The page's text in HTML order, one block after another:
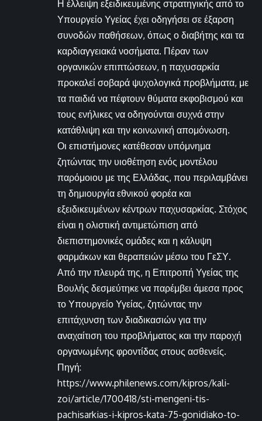
Η έλλειψη εξειδικευμένης στρατηγικής από το
Υπουργείο Υγείας έχει οδηγήσει σε έξαρση
συνοδών παθήσεων, όπως ο διαβήτης και τα
καρδιαγγειακά νοσήματα. Πέραν των
οργανικών επιπτώσεων, η παχυσαρκία
προκαλεί σοβαρά ψυχολογικά προβλήματα, με
τα παιδιά να πέφτουν θύματα εκφοβισμού και
τους ενήλικες να οδηγούνται συχνά στην
κατάθλιψη και την κοινωνική απομόνωση.
Οι επιστήμονες κατέθεσαν υπόμνημα
ζητώντας την υιοθέτηση ενός μοντέλου
παρόμοιου με της Ελλάδας, που περιλαμβάνει
τη δημιουργία εθνικού φορέα και
εξειδικευμένων κέντρων παχυσαρκίας. Στόχος
είναι η ολιστική αντιμετώπιση από
διεπιστημονικές ομάδες και η κάλυψη
φαρμάκων και θεραπειών μέσω του ΓεΣΥ.
Από την πλευρά της, η Επιτροπή Υγείας της
Βουλής δεσμεύτηκε να παρέμβει άμεσα προς
το Υπουργείο Υγείας, ζητώντας την
επιτάχυνση των διαδικασιών για την
αναχαίτιση του προβλήματος και την παροχή
οργανωμένης φροντίδας στους ασθενείς.
Πηγή:
https://www.philenews.com/kipros/kali-
zoi/article/1700418/sti-mengeni-tis-
pachisarkias-i-kipros-kata-75-gonidiako-to-